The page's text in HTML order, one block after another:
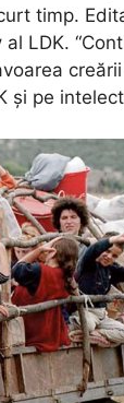
timp.
al LDK.
și pe